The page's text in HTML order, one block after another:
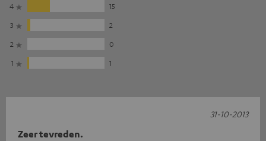
4
15
3
2
2
0
1
1
Zeer tevreden.
31-10-2013